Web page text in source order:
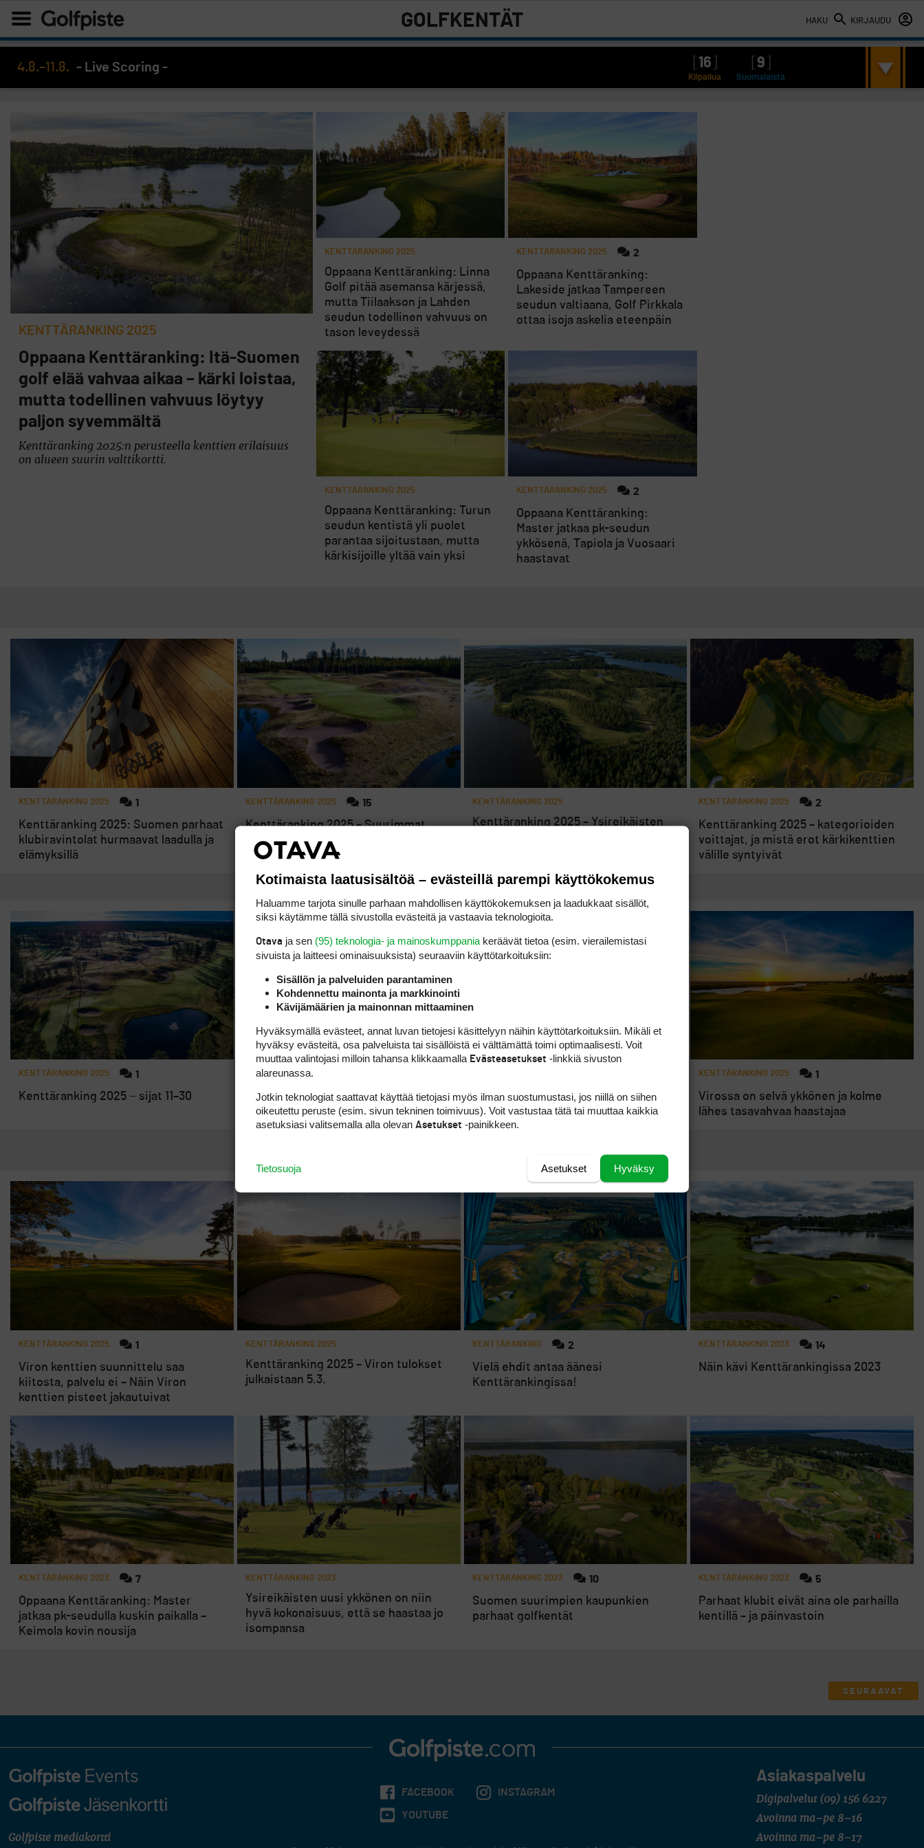
HAKU KIRJAUDU
GOLFKENTÄT
4.8.–11.8. - Live Scoring - 16 9
Kilpailua Suomalaista
KENTTÄRANKING 2025
Oppaana Kenttäranking: Itä-Suomen
golf elää vahvaa aikaa – kärki loistaa,
mutta todellinen vahvuus löytyy
paljon syvemmältä
Kenttäranking 2025:n perusteella kenttien erilaisuus
on alueen suurin valttikortti.
KENTTÄRANKING 2025
Oppaana Kenttäranking: Linna
Golf pitää asemansa kärjessä,
mutta Tiilaakson ja Lahden
seudun todellinen vahvuus on
tason leveydessä
KENTTÄRANKING 2025 2
Oppaana Kenttäranking:
Lakeside jatkaa Tampereen
seudun valtiaana, Golf Pirkkala
ottaa isoja askelia eteenpäin
KENTTÄRANKING 2025
Oppaana Kenttäranking: Turun
seudun kentistä yli puolet
parantaa sijoitustaan, mutta
kärkisijoille yltää vain yksi
KENTTÄRANKING 2025 2
Oppaana Kenttäranking:
Master jatkaa pk-seudun
ykkösenä, Tapiola ja Vuosaari
haastavat
KENTTÄRANKING 2025 1
Kenttäranking 2025: Suomen parhaat
klubiravintolat hurmaavat laadulla ja
elämyksillä
KENTTÄRANKING 2025 15
Kenttäranking 2025 – Suurimmat
nousijat ja laskijat
KENTTÄRANKING 2025
Kenttäranking 2025 – Ysireikäisten
KENTTÄRANKING 2025 2
Kenttäranking 2025 – kategorioiden
voittajat, ja mistä erot kärkikenttien
välille syntyivät
KENTTÄRANKING 2025 1
Kenttäranking 2025 − sijat 11–30
KENTTÄRANKING 2025
Kenttäranking 2025 on ratkennut –
Suomessa on uusi ykkönen
Kenttäranking 2025 – sijat 4–10
KENTTÄRANKING 2025 1
Virossa on selvä ykkönen ja kolme
lähes tasavahvaa haastajaa
KENTTÄRANKING 2025 1
Viron kenttien suunnittelu saa
kiitosta, palvelu ei – Näin Viron
kenttien pisteet jakautuivat
KENTTÄRANKING 2025
Kenttäranking 2025 – Viron tulokset
julkaistaan 5.3.
KENTTÄRANKING 2
Vielä ehdit antaa äänesi
Kenttärankingissa!
KENTTÄRANKING 2023 14
Näin kävi Kenttärankingissa 2023
KENTTÄRANKING 2023 7
Oppaana Kenttäranking: Master
jatkaa pk-seudulla kuskin paikalla –
Keimola kovin nousija
KENTTÄRANKING 2023
Ysireikäisten uusi ykkönen on niin
hyvä kokonaisuus, että se haastaa jo
isompansa
KENTTÄRANKING 2023 10
Suomen suurimpien kaupunkien
parhaat golfkentät
KENTTÄRANKING 2023 5
Parhaat klubit eivät aina ole parhailla
kentillä – ja päinvastoin
SEURAAVAT
Golfpiste mediakortti
Asiakaspalvelu
Digipalvelut (09) 156 6227
Avoinna ma–pe 8–16
Avoinna ma–pe 8–17
FACEBOOK INSTAGRAM
YOUTUBE
Kotimaista laatusisältöä – evästeillä parempi käyttökokemus
Haluamme tarjota sinulle parhaan mahdollisen käyttökokemuksen ja laadukkaat sisällöt,
siksi käytämme tällä sivustolla evästeitä ja vastaavia teknologioita.
Otava ja sen (95) teknologia- ja mainoskumppania keräävät tietoa (esim. vierailemis­tasi
sivuista ja laitteesi ominaisuuk­sista) seuraaviin käyttötarkoituksiin:
Sisällön ja palveluiden parantaminen
Kohdennettu mainonta ja markkinointi
Kävijämäärien ja mainonnan mittaaminen
Hyväksymällä evästeet, annat luvan tietojesi käsittelyyn näihin käyttötarkoituksiin. Mikäli et
hyväksy evästeitä, osa palveluista tai sisällöistä ei välttämättä toimi optimaalisesti. Voit
muuttaa valintojasi milloin tahansa klikkaamalla Evästeasetukset -linkkiä sivuston
alareunassa.
Jotkin teknologiat saattavat käyttää tietojasi myös ilman suostumustasi, jos niillä on siihen
oikeutettu peruste (esim. sivun tekninen toimivuus). Voit vastustaa tätä tai muuttaa kaikkia
asetuksiasi valitsemalla alla olevan Asetukset -painikkeen.
Hyväksy
Asetukset
Tietosuoja